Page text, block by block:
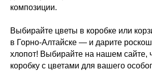
композиции.
Выбирайте цветы в коробке или
в Горно-Алтайске — и дарите
хлопот! Выбирайте на нашем сайте,
коробку с цветами для вашего